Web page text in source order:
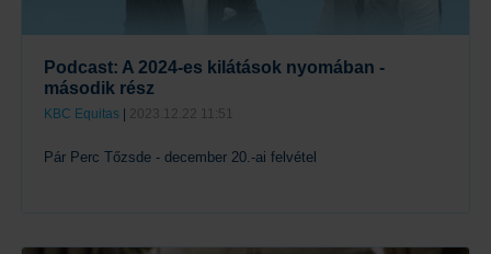
Podcast: A 2024-es kilátások nyomában -
második rész
KBC Equitas 2023.12.22 11:51
Pár Perc Tőzsde - december 20.-ai felvétel